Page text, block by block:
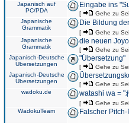
Japanisch auf
PC/PDA
Eingabe ins
[ Gehe zu
Japanische
Grammatik
Die Bildung
[ Gehe zu
Japanische
Grammatik
die neuen
[ Gehe zu
Japanisch-Deutsche
Übersetzungen
"Übersetzung"
[ Gehe zu
Japanisch-Deutsche
Übersetzungen
[ Gehe zu
wadoku.de
watashi wa = "
[ Gehe zu
WadokuTeam
Falscher